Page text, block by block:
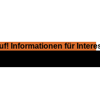
Informationen für